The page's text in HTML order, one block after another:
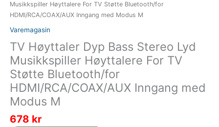
Musikkspiller Høyttalere For TV Støtte Bluetooth/for
HDMI/RCA/COAX/AUX Inngang med Modus M
Varemagasin
TV Høyttaler Dyp Bass Stereo Lyd
Musikkspiller Høyttalere For TV
Støtte Bluetooth/for
HDMI/RCA/COAX/AUX Inngang med
Modus M
678 kr